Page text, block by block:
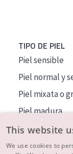
TIPO DE PIEL
Piel sensible
Piel normal y
Piel mixata o
Piel madura
Piel expuesta
Piel
This website
We use cookies to